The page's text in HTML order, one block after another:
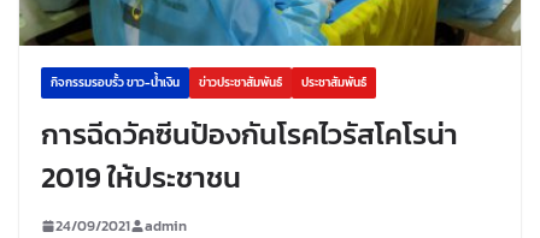
กิจกรรมรอบรั้ว ขาว-น้ำเงิน ข่าวประชาสัมพันธ์ ประชาสัมพันธ์
การฉีดวัคซีนป้องกันโรคไวรัสโคโรน่า
2019 ให้ประชาชน
24/09/2021 admin